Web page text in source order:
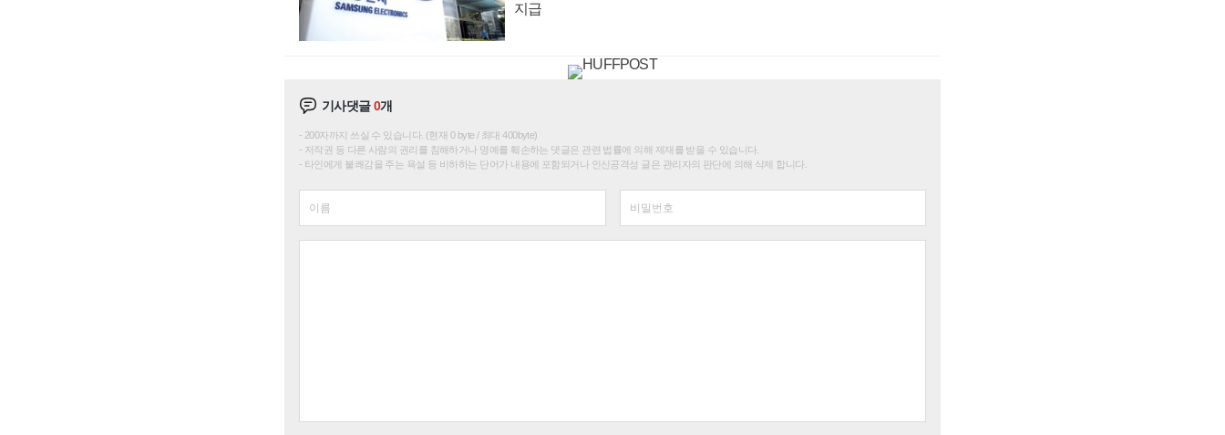
지급
기사댓글0개
200자까지 쓰실 수 있습니다. (현재 0 byte / 최대 400byte)
저작권 등 다른 사람의 권리를 침해하거나 명예를 훼손하는 댓글은 관련 법률에 의해 제재를 받을 수 있습니다.
타인에게 불쾌감을 주는 욕설 등 비하하는 단어가 내용에 포함되거나 인신공격성 글은 관리자의 판단에 의해 삭제 합니다.